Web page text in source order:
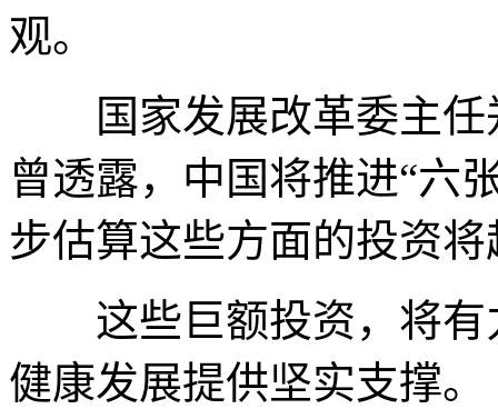
观。
国家发展改革委主任
曾透露，中国将推进“六
步估算这些方面的投资
这些巨额投资，将有
健康发展提供坚实支撑。